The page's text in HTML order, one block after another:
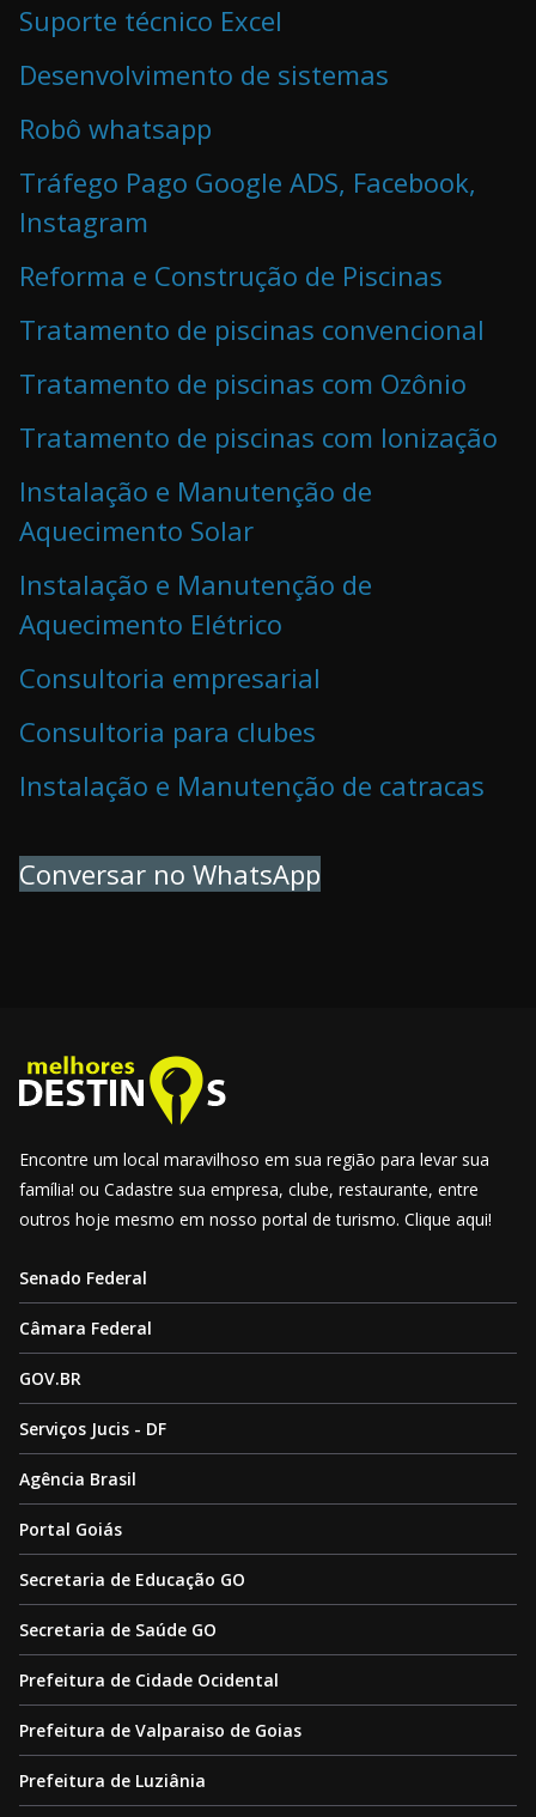
Suporte técnico Excel
Desenvolvimento de sistemas
Robô whatsapp
Tráfego Pago Google ADS, Facebook,
Instagram
Reforma e Construção de Piscinas
Tratamento de piscinas convencional
Tratamento de piscinas com Ozônio
Tratamento de piscinas com Ionização
Instalação e Manutenção de
Aquecimento Solar
Instalação e Manutenção de
Aquecimento Elétrico
Consultoria empresarial
Consultoria para clubes
Instalação e Manutenção de catracas
Conversar no WhatsApp
Encontre um local maravilhoso em sua região para levar sua
família! ou Cadastre sua empresa, clube, restaurante, entre
outros hoje mesmo em nosso portal de turismo. Clique aqui!
Senado Federal
Câmara Federal
GOV.BR
Serviços Jucis - DF
Agência Brasil
Portal Goiás
Secretaria de Educação GO
Secretaria de Saúde GO
Prefeitura de Cidade Ocidental
Prefeitura de Valparaiso de Goias
Prefeitura de Luziânia